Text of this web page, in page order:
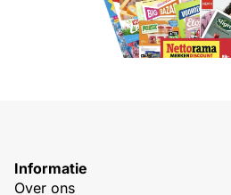
Informatie
Over ons